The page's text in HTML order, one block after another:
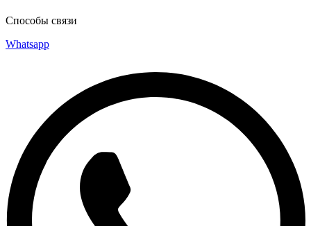
Способы связи
Whatsapp